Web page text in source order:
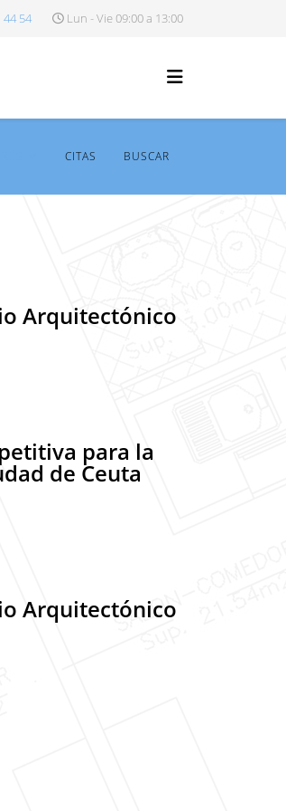
44 54 Lun - Vie 09:00 a 13:00
CITAS BUSCAR
Arquitectónico
para la
de Ceuta
Arquitectónico